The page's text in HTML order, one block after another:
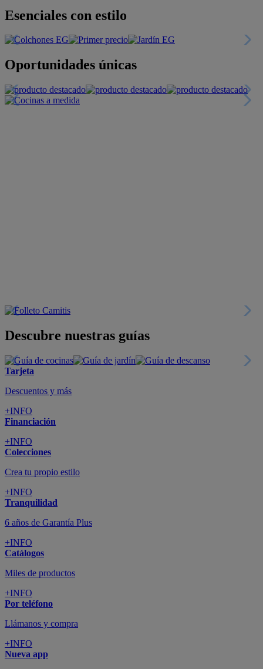
Esenciales con estilo
Oportunidades únicas
Descubre nuestras guías
Tarjeta
Descuentos y más
+INFO
Financiación
+INFO
Colecciones
Crea tu propio estilo
+INFO
Tranquilidad
6 años de Garantía Plus
+INFO
Catálogos
Miles de productos
+INFO
Por teléfono
Llámanos y compra
+INFO
Nueva app